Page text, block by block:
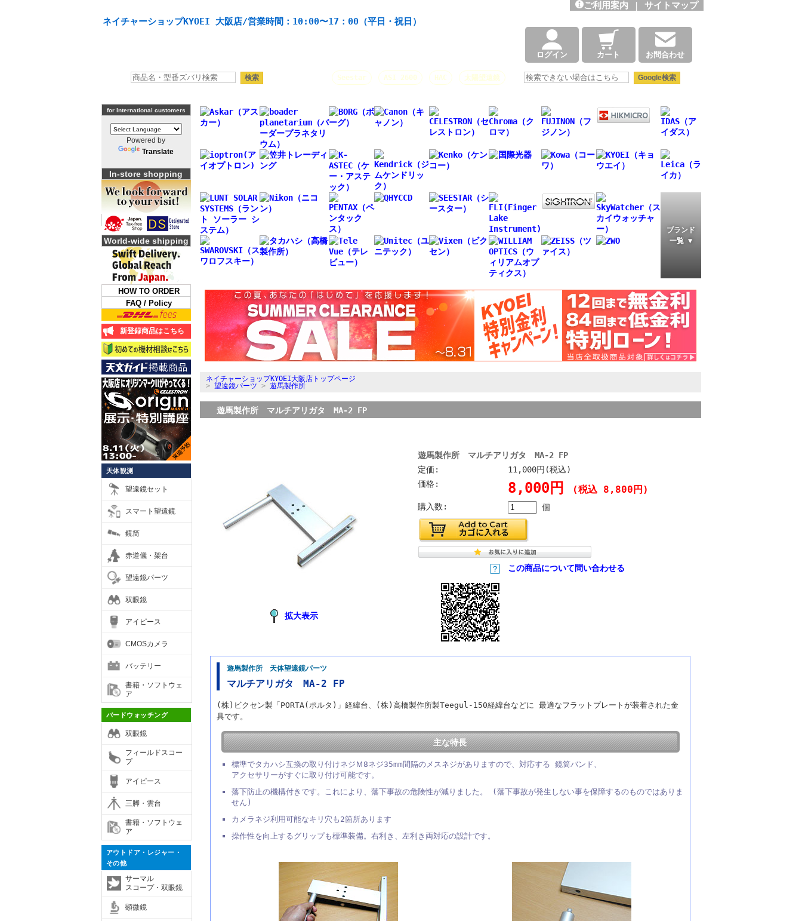
ネイチャーショップKYOEI 大阪店/営業時間：10:00〜17：00（平日・祝日）
ご利用案内 | サイトマップ
ログイン カート お問合わせ
Seestar ASI 2600 HAC 太陽望遠鏡
for International customers
Powered by
Translate
In-store shopping
World-wide shipping
HOW TO ORDER
FAQ / Policy
新登録商品はこちら
天体観測
望遠鏡セット
スマート望遠鏡
鏡筒
赤道儀・架台
望遠鏡パーツ
双眼鏡
アイピース
CMOSカメラ
バッテリー
書籍・ソフトウェ
ア
バードウォッチング
双眼鏡
フィールドスコー
プ
アイピース
三脚・雲台
書籍・ソフトウェ
ア
アウトドア・レジャー・
その他
サーマル
スコープ・双眼鏡
顕微鏡
ブランド
一覧 ▼
ネイチャーショップKYOEI大阪店トップページ
> 望遠鏡パーツ > 遊馬製作所
遊馬製作所 マルチアリガタ MA-2 FP
拡大表示
遊馬製作所 マルチアリガタ MA-2 FP
定価:
11,000円(税込)
価格:
8,000円 (税込 8,800円)
購入数: 個
この商品について問い合わせる
遊馬製作所 天体望遠鏡パーツ
マルチアリガタ MA-2 FP
(株)ビクセン製「PORTA(ポルタ)」経緯台、(株)高橋製作所製Teegul-150経緯台などに 最適なフラットプレートが装着された金
具です。
主な特長
標準でタカハシ互換の取り付けネジＭ8ネジ35mm間隔のメスネジがありますので、対応する 鏡筒バンド、
アクセサリーがすぐに取り付け可能です。
落下防止の機構付きです。これにより、落下事故の危険性が減りました。 (落下事故が発生しない事を保障するのものではありま
せん)
カメラネジ利用可能なキリ穴も2箇所あります
操作性を向上するグリップも標準装備。右利き、左利き両対応の設計です。